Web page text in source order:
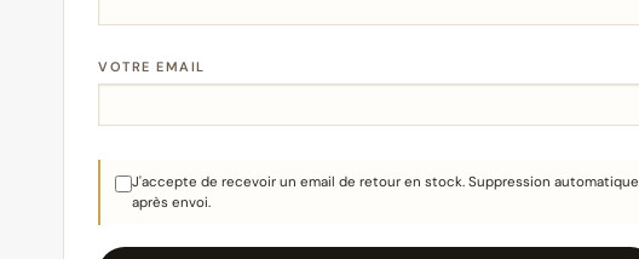
VOTRE EMAIL
J'accepte de recevoir un email de retour en stock. Suppression automatique
après envoi.